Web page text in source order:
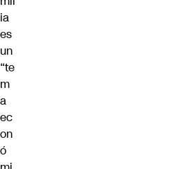
ia
es
un
“te
m
a
ec
on
ó